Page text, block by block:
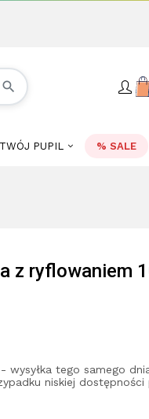
search
TWÓJ PUPIL % SALE
z ryflowaniem
wysyłka tego samego
niskiej dostępności